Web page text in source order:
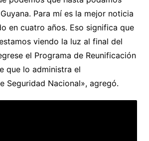
Para mí es la mejor noticia
en cuatro años. Eso significa que
viendo la luz al final del
el Programa de Reunificación
que lo administra el
Seguridad Nacional», agregó.